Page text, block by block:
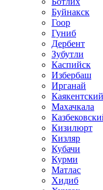
Буйнакск
Гоор
Гуниб
Дербент
Зубутли
Каспийск
Избербаш
Ирганай
Махачкала
Кизилюрт
Кизляр
Кубачи
Курми
Матлас
Хидиб